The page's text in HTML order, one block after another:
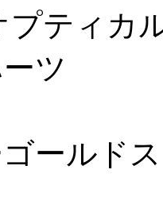
プティカ
ツ
ールド